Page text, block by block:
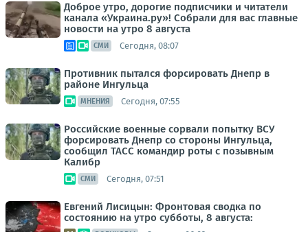
Доброе утро, дорогие подписчики и читатели
канала «Украина.ру»! Собрали для вас главные
новости на утро 8 августа
СМИ Сегодня, 08:07
Противник пытался форсировать Днепр в
районе Ингульца
МНЕНИЯ Сегодня, 07:55
Российские военные сорвали попытку ВСУ
форсировать Днепр со стороны Ингульца,
сообщил ТАСС командир роты с позывным
Калибр
СМИ Сегодня, 07:51
Евгений Лисицын: Фронтовая сводка по
состоянию на утро субботы, 8 августа: